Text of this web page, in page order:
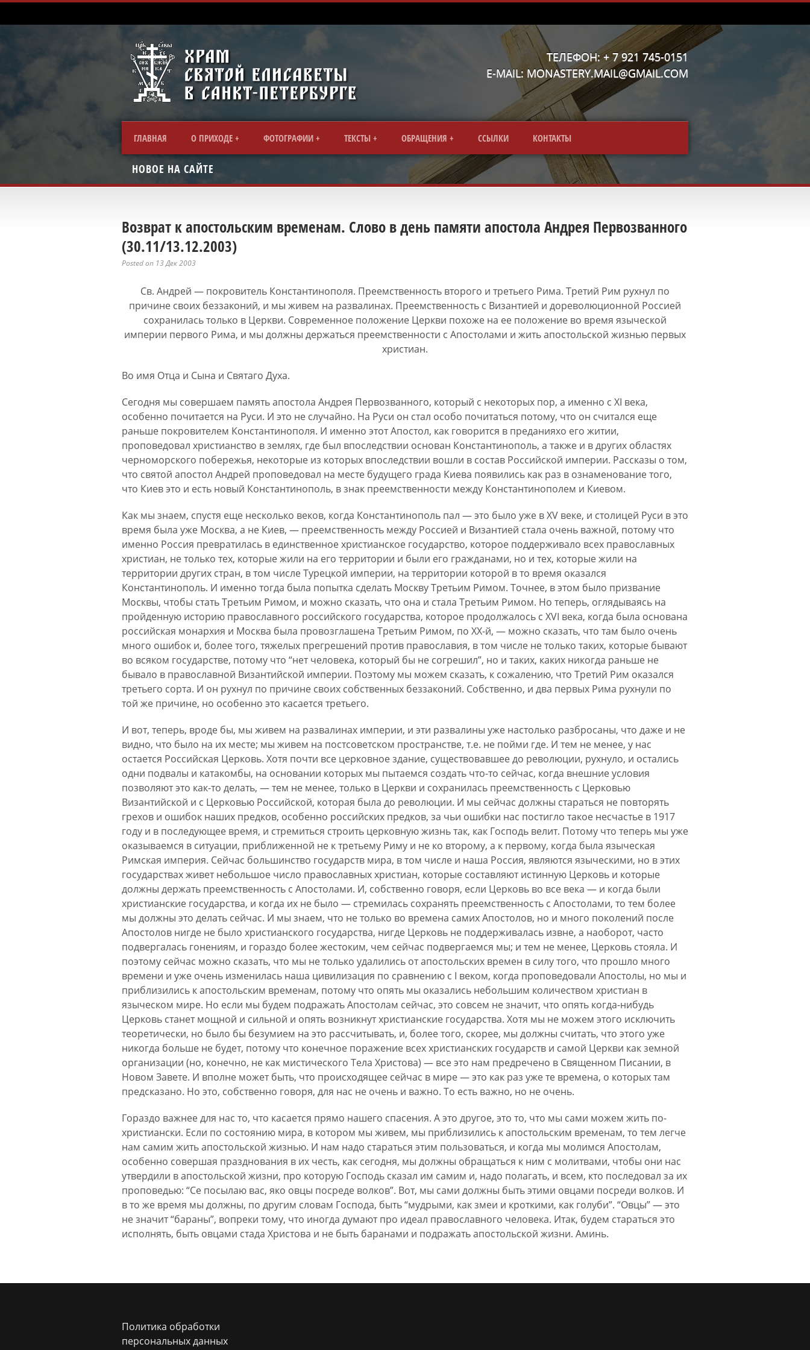
ТЕЛЕФОН: + 7 921 745-0151
E-MAIL: MONASTERY.MAIL@GMAIL.COM
ГЛАВНАЯ О ПРИХОДЕ ФОТОГРАФИИ ТЕКСТЫ ОБРАЩЕНИЯ CСЫЛКИ КОНТАКТЫ
НОВОЕ НА САЙТЕ
Возврат к апостольским временам. Слово в день памяти апостола Андрея Первозванного
(30.11/13.12.2003)
Posted on 13 Дек 2003
Св. Андрей — покровитель Константинополя. Преемственность второго и третьего Рима. Третий Рим рухнул по
причине своих беззаконий, и мы живем на развалинах. Преемственность с Византией и дореволюционной Россией
сохранилась только в Церкви. Современное положение Церкви похоже на ее положение во время языческой
империи первого Рима, и мы должны держаться преемственности с Апостолами и жить апостольской жизнью первых
христиан.
Во имя Отца и Сына и Святаго Духа.
Сегодня мы совершаем память апостола Андрея Первозванного, который с некоторых пор, а именно с XI века,
особенно почитается на Руси. И это не случайно. На Руси он стал особо почитаться потому, что он считался еще
раньше покровителем Константинополя. И именно этот Апостол, как говорится в преданияхо его житии,
проповедовал христианство в землях, где был впоследствии основан Константинополь, а также и в других областях
черноморского побережья, некоторые из которых впоследствии вошли в состав Российской империи. Рассказы о том,
что святой апостол Андрей проповедовал на месте будущего града Киева появились как раз в ознаменование того,
что Киев это и есть новый Константинополь, в знак преемственности между Константинополем и Киевом.
Как мы знаем, спустя еще несколько веков, когда Константинополь пал — это было уже в XV веке, и столицей Руси в это
время была уже Москва, а не Киев, — преемственность между Россией и Византией стала очень важной, потому что
именно Россия превратилась в единственное христианское государство, которое поддерживало всех православных
христиан, не только тех, которые жили на его территории и были его гражданами, но и тех, которые жили на
территории других стран, в том числе Турецкой империи, на территории которой в то время оказался
Константинополь. И именно тогда была попытка сделать Москву Третьим Римом. Точнее, в этом было призвание
Москвы, чтобы стать Третьим Римом, и можно сказать, что она и стала Третьим Римом. Но теперь, оглядываясь на
пройденную историю православного российского государства, которое продолжалось с XVI века, когда была основана
российская монархия и Москва была провозглашена Третьим Римом, по ХХ-й, — можно сказать, что там было очень
много ошибок и, более того, тяжелых прегрешений против православия, в том числе не только таких, которые бывают
во всяком государстве, потому что “нет человека, который бы не согрешил”, но и таких, каких никогда раньше не
бывало в православной Византийской империи. Поэтому мы можем сказать, к сожалению, что Третий Рим оказался
третьего сорта. И он рухнул по причине своих собственных беззаконий. Собственно, и два первых Рима рухнули по
той же причине, но особенно это касается третьего.
И вот, теперь, вроде бы, мы живем на развалинах империи, и эти развалины уже настолько разбросаны, что даже и не
видно, что было на их месте; мы живем на постсоветском пространстве, т.е. не пойми где. И тем не менее, у нас
остается Российская Церковь. Хотя почти все церковное здание, существовавшее до революции, рухнуло, и остались
одни подвалы и катакомбы, на основании которых мы пытаемся создать что-то сейчас, когда внешние условия
позволяют это как-то делать, — тем не менее, только в Церкви и сохранилась преемственность с Церковью
Византийской и с Церковью Российской, которая была до революции. И мы сейчас должны стараться не повторять
грехов и ошибок наших предков, особенно российских предков, за чьи ошибки нас постигло такое несчастье в 1917
году и в последующее время, и стремиться строить церковную жизнь так, как Господь велит. Потому что теперь мы уже
оказываемся в ситуации, приближенной не к третьему Риму и не ко второму, а к первому, когда была языческая
Римская империя. Сейчас большинство государств мира, в том числе и наша Россия, являются языческими, но в этих
государствах живет небольшое число православных христиан, которые составляют истинную Церковь и которые
должны держать преемственность с Апостолами. И, собственно говоря, если Церковь во все века — и когда были
христианские государства, и когда их не было — стремилась сохранять преемственность с Апостолами, то тем более
мы должны это делать сейчас. И мы знаем, что не только во времена самих Апостолов, но и много поколений после
Апостолов нигде не было христианского государства, нигде Церковь не поддерживалась извне, а наоборот, часто
подвергалась гонениям, и гораздо более жестоким, чем сейчас подвергаемся мы; и тем не менее, Церковь стояла. И
поэтому сейчас можно сказать, что мы не только удалились от апостольских времен в силу того, что прошло много
времени и уже очень изменилась наша цивилизация по сравнению с I веком, когда проповедовали Апостолы, но мы и
приблизились к апостольским временам, потому что опять мы оказались небольшим количеством христиан в
языческом мире. Но если мы будем подражать Апостолам сейчас, это совсем не значит, что опять когда-нибудь
Церковь станет мощной и сильной и опять возникнут христианские государства. Хотя мы не можем этого исключить
теоретически, но было бы безумием на это рассчитывать, и, более того, скорее, мы должны считать, что этого уже
никогда больше не будет, потому что конечное поражение всех христианских государств и самой Церкви как земной
организации (но, конечно, не как мистического Тела Христова) — все это нам предречено в Священном Писании, в
Новом Завете. И вполне может быть, что происходящее сейчас в мире — это как раз уже те времена, о которых там
предсказано. Но это, собственно говоря, для нас не очень и важно. То есть важно, но не очень.
Гораздо важнее для нас то, что касается прямо нашего спасения. А это другое, это то, что мы сами можем жить по-
христиански. Если по состоянию мира, в котором мы живем, мы приблизились к апостольским временам, то тем легче
нам самим жить апостольской жизнью. И нам надо стараться этим пользоваться, и когда мы молимся Апостолам,
особенно совершая празднования в их честь, как сегодня, мы должны обращаться к ним с молитвами, чтобы они нас
утвердили в апостольской жизни, про которую Господь сказал им самим и, надо полагать, и всем, кто последовал за их
проповедью: “Се посылаю вас, яко овцы посреде волков”. Вот, мы сами должны быть этими овцами посреди волков. И
в то же время мы должны, по другим словам Господа, быть “мудрыми, как змеи и кроткими, как голуби”. “Овцы” — это
не значит “бараны”, вопреки тому, что иногда думают про идеал православного человека. Итак, будем стараться это
исполнять, быть овцами стада Христова и не быть баранами и подражать апостольской жизни. Аминь.
Политика обработки
персональных данных